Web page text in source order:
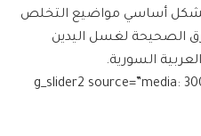
بشكل أساسي مواضيع التخلص
الصحيحة لغسل اليدين
السورية.
[g_slider2 source=”media: